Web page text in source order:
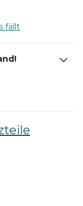
fällt